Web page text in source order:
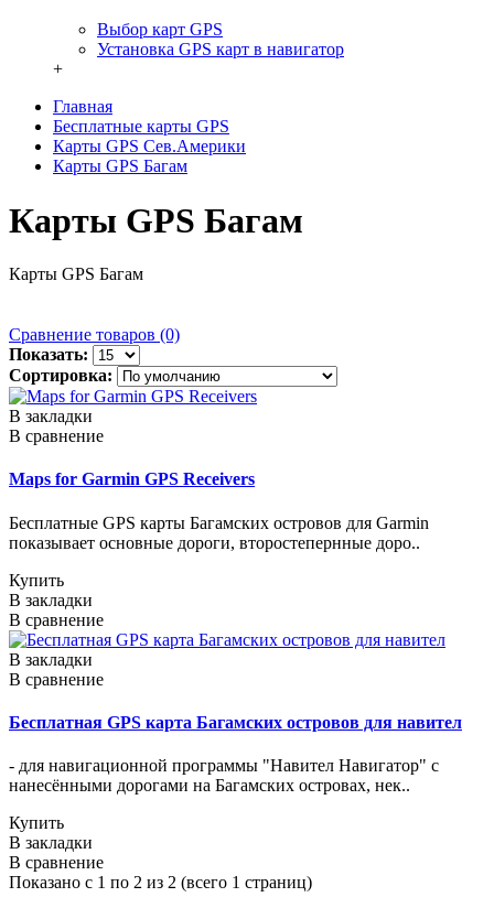
Выбор карт GPS
Установка GPS карт в навигатор
+
Главная
Бесплатные карты GPS
Карты GPS Сев.Америки
Карты GPS Багам
Карты GPS Багам
Карты GPS Багам
Сравнение товаров (0)
Показать:
Сортировка:
В закладки
В сравнение
Maps for Garmin GPS Receivers
Бесплатные GPS карты Багамских островов для Garmin
показывает основные дороги, второстепернные доро..
Купить
В закладки
В сравнение
В закладки
В сравнение
Бесплатная GPS карта Багамских островов для навител
- для навигационной программы "Навител Навигатор" с
нанесёнными дорогами на Багамских островах, нек..
Купить
В закладки
В сравнение
Показано с 1 по 2 из 2 (всего 1 страниц)